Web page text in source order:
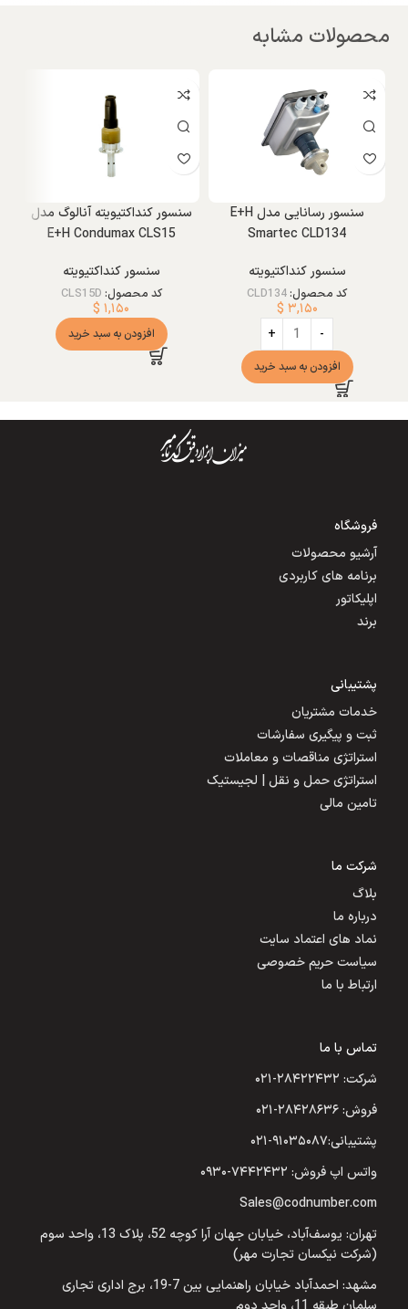
محصولات مشابه
سنسور رسانایی مدل E+H
Smartec CLD134
سنسور کنداکتیویته
کد محصول:CLD134
$ ۳,۱۵۰
افزودن به سبد خرید
سنسور کنداکتیویته آنالوگ مدل
E+H Condumax CLS15
سنسور کنداکتیویته
کد محصول: CLS15D
$ ۱,۱۵۰
افزودن به سبد خرید
فروشگاه
آرشیو محصولات
برنامه های کاربردی
اپلیکاتور
برند
پشتیبانی
خدمات مشتریان
ثبت و پیگیری سفارشات
استراتژی مناقصات و معاملات
استراتژی حمل و نقل | لجیستیک
تامین مالی
شرکت ما
بلاگ
درباره ما
نماد های اعتماد سایت
سیاست حریم خصوصی
ارتباط با ما
تماس با ما
شرکت: ۲۸۴۲۲۴۳۲-۰۲۱
فروش: ۲۸۴۲۸۶۳۶-۰۲۱
پشتیبانی:۹۱۰۳۵۰۸۷-۰۲۱
واتس اپ فروش: ۷۴۴۲۴۳۲-۰۹۳۰
Sales@codnumber.com
تهران: یوسف‌آباد، خیابان جهان آرا کوچه 52، پلاک 13، واحد سوم
(شرکت نیکسان تجارت مهر)
مشهد: احمدآباد خیابان راهنمایی بین 7-19، برج اداری تجاری